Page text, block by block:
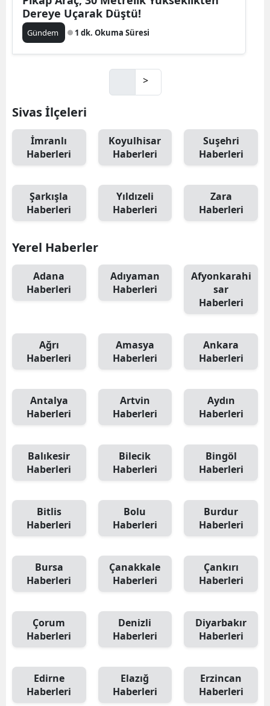
Dereye Uçarak Düştü!
Gündem 1 dk. Okuma Süresi
>
Sivas İlçeleri
İmranlı
Haberleri
Koyulhisar
Haberleri
Suşehri
Haberleri
Şarkışla
Haberleri
Yıldızeli
Haberleri
Zara
Haberleri
Yerel Haberler
Adana
Haberleri
Adıyaman
Haberleri
Afyonkarahi
sar
Haberleri
Ağrı
Haberleri
Amasya
Haberleri
Ankara
Haberleri
Antalya
Haberleri
Artvin
Haberleri
Aydın
Haberleri
Balıkesir
Haberleri
Bilecik
Haberleri
Bingöl
Haberleri
Bitlis
Haberleri
Bolu
Haberleri
Burdur
Haberleri
Bursa
Haberleri
Çanakkale
Haberleri
Çankırı
Haberleri
Çorum
Haberleri
Denizli
Haberleri
Diyarbakır
Haberleri
Edirne
Haberleri
Elazığ
Haberleri
Erzincan
Haberleri